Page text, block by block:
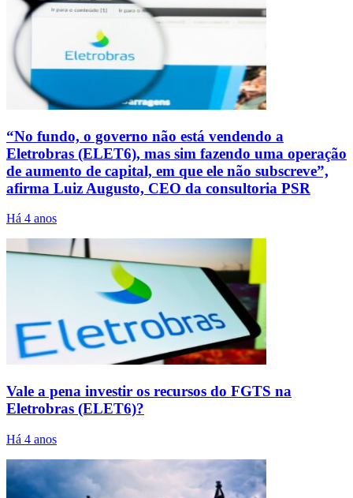
“No fundo, o governo não está vendendo a
Eletrobras (ELET6), mas sim fazendo uma operação
de aumento de capital, em que ele não subscreve”,
afirma Luiz Augusto, CEO da consultoria PSR
Há 4 anos
Vale a pena investir os recursos do FGTS na
Eletrobras (ELET6)?
Há 4 anos